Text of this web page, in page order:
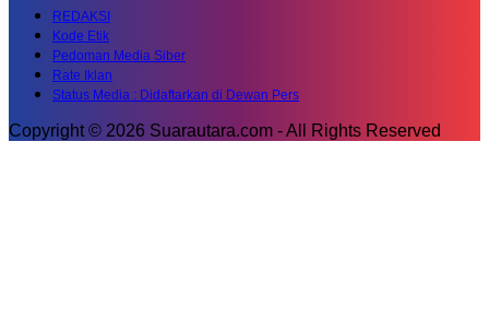
REDAKSI
Kode Etik
Pedoman Media Siber
Rate Iklan
Status Media : Didaftarkan di Dewan Pers
Copyright © 2026 Suarautara.com - All Rights Reserved